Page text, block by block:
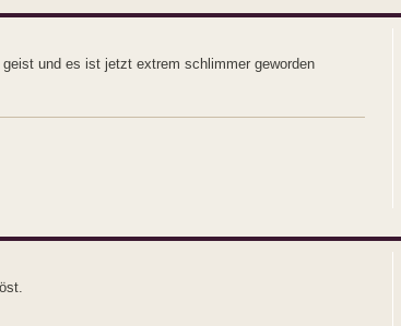
und es ist jetzt extrem schlimmer geworden